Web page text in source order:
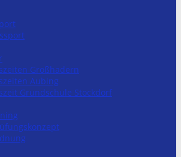
Großhadern
Aubing
Grundschule Stockdorf